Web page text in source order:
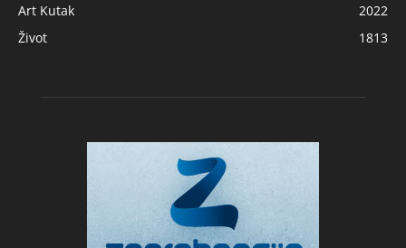
Art Kutak
2022
Život
1813